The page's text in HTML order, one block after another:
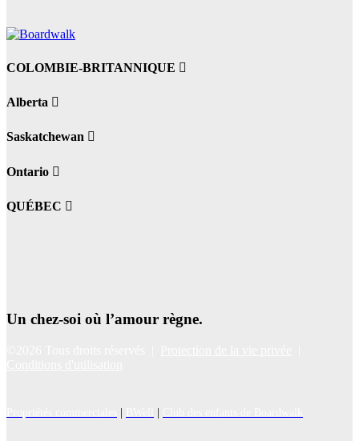
COLOMBIE-BRITANNIQUE
Alberta
Saskatchewan
Ontario
QUÉBEC
Un chez-soi où l’amour règne.